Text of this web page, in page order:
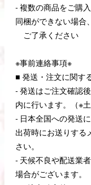
- 複数の商品をご購
同梱ができない場合
ご了承ください
※事前連絡事項※
■ 発送・注文に関す
- 発送はご注文確認
内に行います。（※
- 日本全国への発送
出荷時にお送りする
さい。
- 天候不良や配送業
場合がございます。